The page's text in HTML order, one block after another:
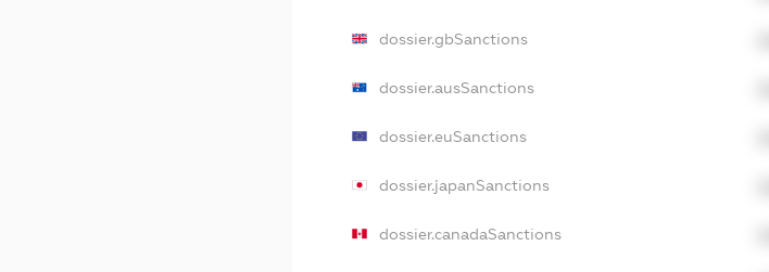
dossier.gbSanctions
dossier.ausSanctions
dossier.euSanctions
dossier.japanSanctions
dossier.canadaSanctions